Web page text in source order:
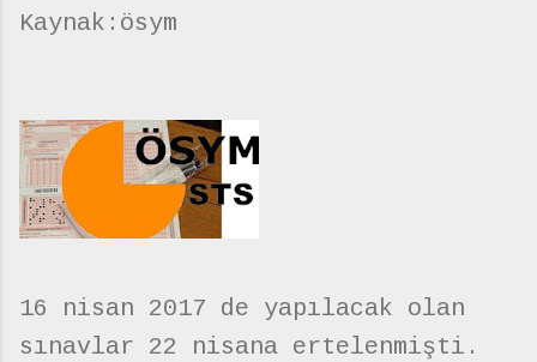
Kaynak:ösym
16 nisan 2017 de yapılacak olan
sınavlar 22 nisana ertelenmişti.